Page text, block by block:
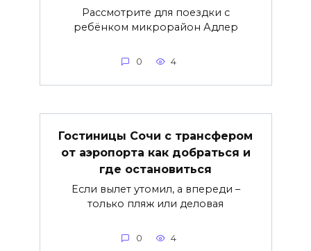
Рассмотрите для поездки с
ребёнком микрорайон Адлер
0 4
Гостиницы Сочи с трансфером
от аэропорта как добраться и
где остановиться
Если вылет утомил, а впереди –
только пляж или деловая
0 4